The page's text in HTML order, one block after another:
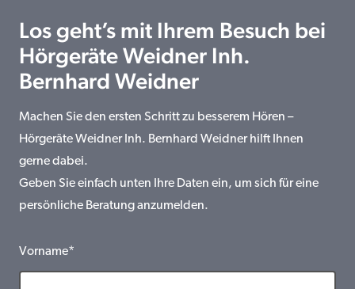
Los geht’s mit Ihrem Besuch bei
Hörgeräte Weidner Inh.
Bernhard Weidner
Machen Sie den ersten Schritt zu besserem Hören –
Hörgeräte Weidner Inh. Bernhard Weidner hilft Ihnen
gerne dabei.
Geben Sie einfach unten Ihre Daten ein, um sich für eine
persönliche Beratung anzumelden.
Vorname*